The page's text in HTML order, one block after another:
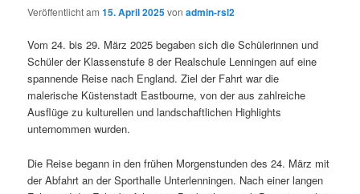
Veröffentlicht am15. April 2025vonadmin-rsl2
Vom 24. bis 29. März 2025 begaben sich die Schülerinnen und
Schüler der Klassenstufe 8 der Realschule Lenningen auf eine
spannende Reise nach England. Ziel der Fahrt war die
malerische Küstenstadt Eastbourne, von der aus zahlreiche
Ausflüge zu kulturellen und landschaftlichen Highlights
unternommen wurden.
Die Reise begann in den frühen Morgenstunden des 24. März mit
der Abfahrt an der Sporthalle Unterlenningen. Nach einer langen